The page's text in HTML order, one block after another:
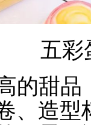
五彩
的甜
、造